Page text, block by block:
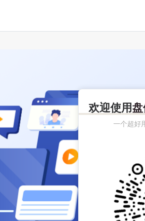
欢迎使用
一个超好